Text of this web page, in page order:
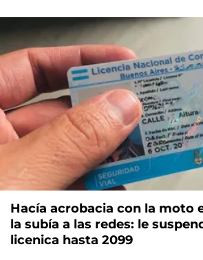
Hacía acrobacia con la moto
la subía a las redes: le
licenica hasta 2099